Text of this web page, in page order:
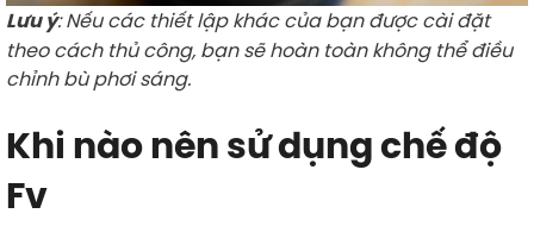
Lưu ý: Nếu các thiết lập khác của bạn được cài đặt
theo cách thủ công, bạn sẽ hoàn toàn không thể điều
chỉnh bù phơi sáng.
Khi nào nên sử dụng chế độ
Fv